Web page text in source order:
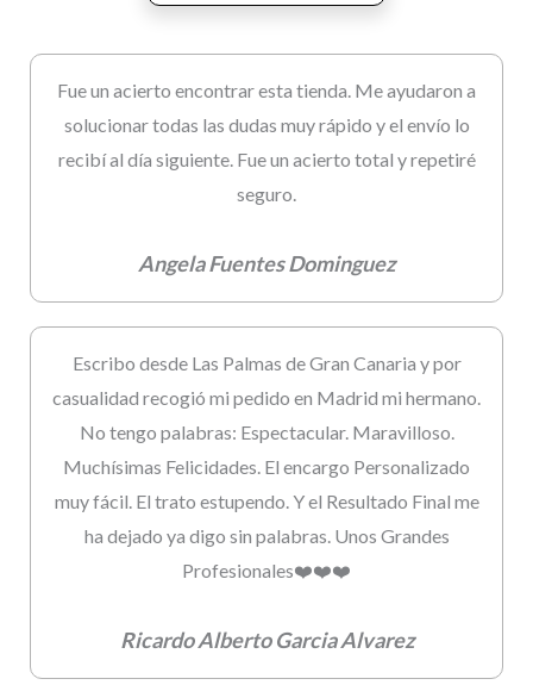
Fue un acierto encontrar esta tienda. Me ayudaron a
solucionar todas las dudas muy rápido y el envío lo
recibí al día siguiente. Fue un acierto total y repetiré
seguro.
Angela Fuentes Dominguez
Escribo desde Las Palmas de Gran Canaria y por
casualidad recogió mi pedido en Madrid mi hermano.
No tengo palabras: Espectacular. Maravilloso.
Muchísimas Felicidades. El encargo Personalizado
muy fácil. El trato estupendo. Y el Resultado Final me
ha dejado ya digo sin palabras. Unos Grandes
Profesionales❤️❤️❤️
Ricardo Alberto Garcia Alvarez